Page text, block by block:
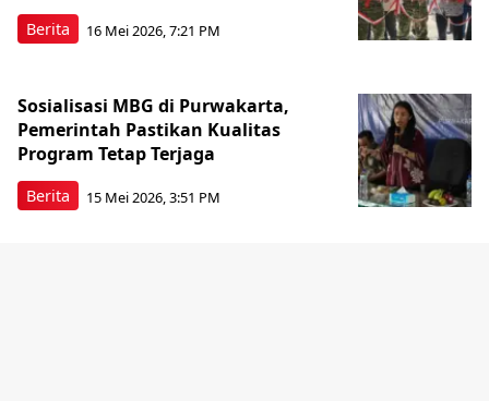
Berita 16 Mei 2026, 7:21 PM
Berita
Sosialisasi MBG di Purwakarta,
Pemerintah Pastikan Kualitas
Program Tetap Terjaga
15 Mei 2026, 3:51 PM